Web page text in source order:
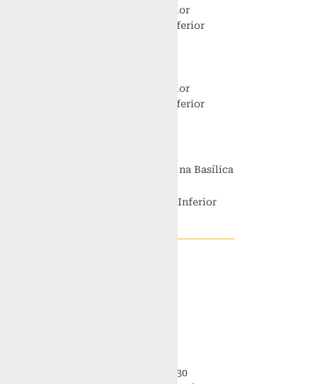
19h na Basílica Superior
7h e 12h15 na Basílica Inferior
18h na Basílica Superior
7h e 12h15 na Basílica Inferior
8h, 9h30, 11h, 17h, 19h e 21h30 na Basílica
7h, 12h15 e 15h na Basílica Inferior
Manhã: das 9h às 11h30